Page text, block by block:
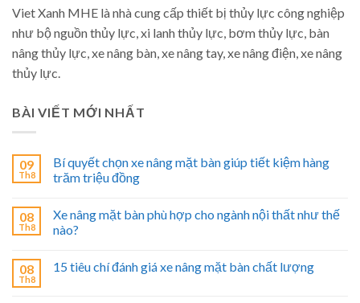
Viet Xanh MHE là nhà cung cấp thiết bị thủy lực công nghiệp
như bộ nguồn thủy lực, xi lanh thủy lực, bơm thủy lực, bàn
nâng thủy lực, xe nâng bàn, xe nâng tay, xe nâng điện, xe nâng
thủy lực.
BÀI VIẾT MỚI NHẤT
09
Th8
Bí quyết chọn xe nâng mặt bàn giúp tiết kiệm hàng
trăm triệu đồng
08
Th8
Xe nâng mặt bàn phù hợp cho ngành nội thất như thế
nào?
08
Th8
15 tiêu chí đánh giá xe nâng mặt bàn chất lượng